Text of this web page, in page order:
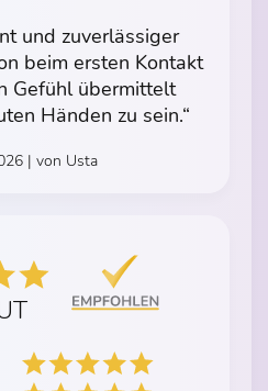
und zuverlässiger
beim ersten Kontakt
Gefühl übermittelt
Händen zu sein.“
| von Usta